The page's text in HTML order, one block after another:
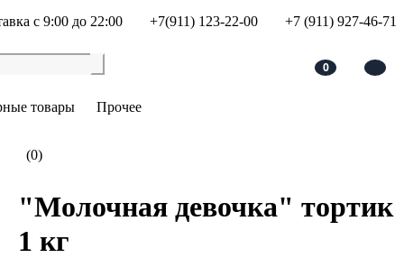
с 9:00 до 22:00 +7(911) 123-22-00 +7 (911) 927-46-71
0
товары Прочее
(0)
"Молочная девочка" тортик
1 кг